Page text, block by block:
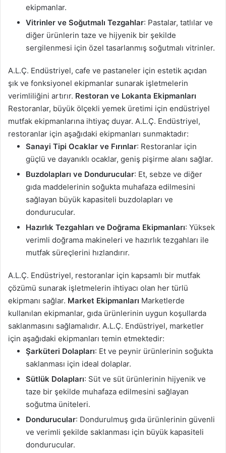
ekipmanlar.
Vitrinler ve Soğutmalı Tezgahlar: Pastalar, tatlılar ve
diğer ürünlerin taze ve hijyenik bir şekilde
sergilenmesi için özel tasarlanmış soğutmalı vitrinler.
A.L.Ç. Endüstriyel, cafe ve pastaneler için estetik açıdan
şık ve fonksiyonel ekipmanlar sunarak işletmelerin
verimliliğini artırır. Restoran ve Lokanta Ekipmanları
Restoranlar, büyük ölçekli yemek üretimi için endüstriyel
mutfak ekipmanlarına ihtiyaç duyar. A.L.Ç. Endüstriyel,
restoranlar için aşağıdaki ekipmanları sunmaktadır:
Sanayi Tipi Ocaklar ve Fırınlar: Restoranlar için
güçlü ve dayanıklı ocaklar, geniş pişirme alanı sağlar.
Buzdolapları ve Dondurucular: Et, sebze ve diğer
gıda maddelerinin soğukta muhafaza edilmesini
sağlayan büyük kapasiteli buzdolapları ve
dondurucular.
Hazırlık Tezgahları ve Doğrama Ekipmanları: Yüksek
verimli doğrama makineleri ve hazırlık tezgahları ile
mutfak süreçlerini hızlandırır.
A.L.Ç. Endüstriyel, restoranlar için kapsamlı bir mutfak
çözümü sunarak işletmelerin ihtiyacı olan her türlü
ekipmanı sağlar. Market Ekipmanları Marketlerde
kullanılan ekipmanlar, gıda ürünlerinin uygun koşullarda
saklanmasını sağlamalıdır. A.L.Ç. Endüstriyel, marketler
için aşağıdaki ekipmanları temin etmektedir:
Şarküteri Dolapları: Et ve peynir ürünlerinin soğukta
saklanması için ideal dolaplar.
Sütlük Dolapları: Süt ve süt ürünlerinin hijyenik ve
taze bir şekilde muhafaza edilmesini sağlayan
soğutma üniteleri.
Dondurucular: Dondurulmuş gıda ürünlerinin güvenli
ve verimli şekilde saklanması için büyük kapasiteli
dondurucular.